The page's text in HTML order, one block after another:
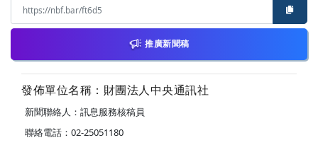
推廣新聞稿
發佈單位名稱：財團法人中央通訊社
新聞聯絡人：訊息服務核稿員
聯絡電話：02-25051180